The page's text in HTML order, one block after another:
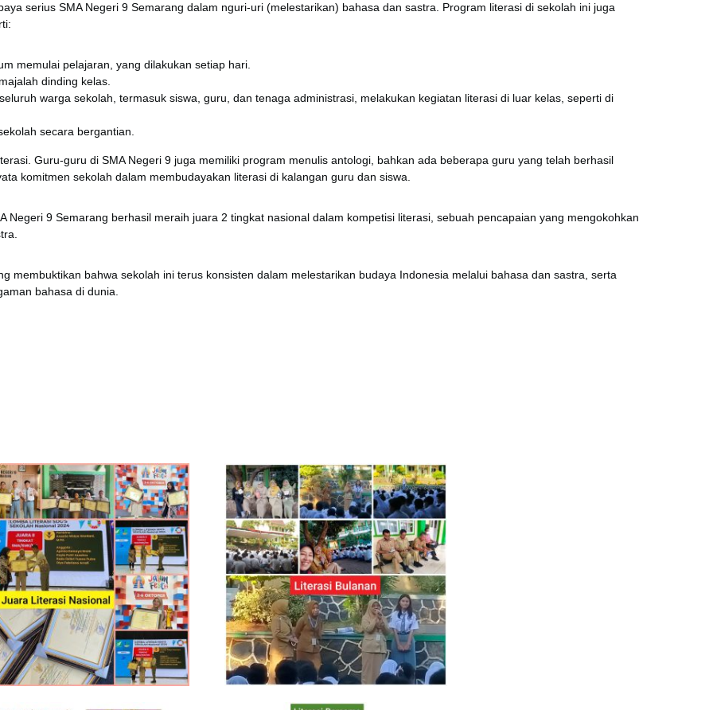
serius SMA Negeri 9 Semarang dalam nguri-uri (melestarikan) bahasa dan sastra. Program literasi di sekolah ini juga
memulai pelajaran, yang dilakukan setiap hari.
dinding kelas.
warga sekolah, termasuk siswa, guru, dan tenaga administrasi, melakukan kegiatan literasi di luar kelas, seperti di
secara bergantian.
Guru-guru di SMA Negeri 9 juga memiliki program menulis antologi, bahkan ada beberapa guru yang telah berhasil
komitmen sekolah dalam membudayakan literasi di kalangan guru dan siswa.
Negeri 9 Semarang berhasil meraih juara 2 tingkat nasional dalam kompetisi literasi, sebuah pencapaian yang mengokohkan
membuktikan bahwa sekolah ini terus konsisten dalam melestarikan budaya Indonesia melalui bahasa dan sastra, serta
bahasa di dunia.